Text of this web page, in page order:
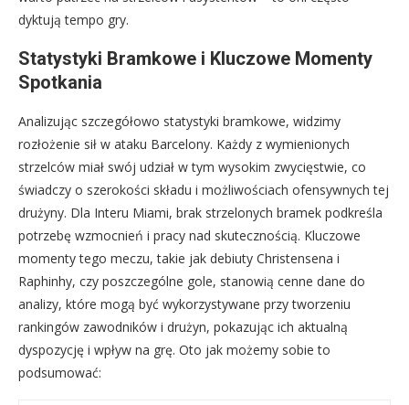
dyktują tempo gry.
Statystyki Bramkowe i Kluczowe Momenty
Spotkania
Analizując szczegółowo statystyki bramkowe, widzimy
rozłożenie sił w ataku Barcelony. Każdy z wymienionych
strzelców miał swój udział w tym wysokim zwycięstwie, co
świadczy o szerokości składu i możliwościach ofensywnych tej
drużyny. Dla Interu Miami, brak strzelonych bramek podkreśla
potrzebę wzmocnień i pracy nad skutecznością. Kluczowe
momenty tego meczu, takie jak debiuty Christensena i
Raphinhy, czy poszczególne gole, stanowią cenne dane do
analizy, które mogą być wykorzystywane przy tworzeniu
rankingów zawodników i drużyn, pokazując ich aktualną
dyspozycję i wpływ na grę. Oto jak możemy sobie to
podsumować: